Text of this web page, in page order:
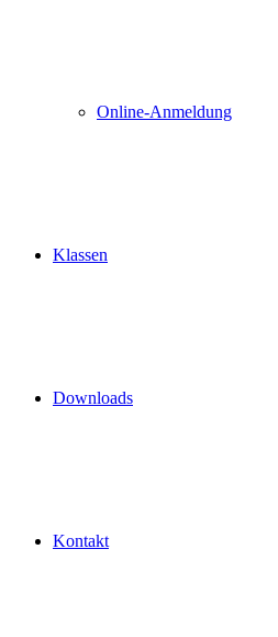
Online-Anmeldung
Klassen
Downloads
Kontakt